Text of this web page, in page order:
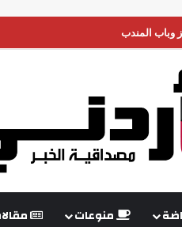
وباب المندب
منوعات